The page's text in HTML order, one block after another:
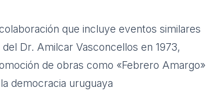
que incluye eventos similares
Dr. Amilcar Vasconcellos en 1973,
de obras como «Febrero Amargo»
democracia uruguaya